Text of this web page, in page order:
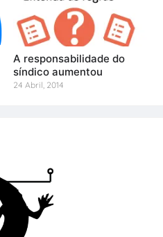
A responsabilidade do
síndico aumentou
24 Abril, 2014